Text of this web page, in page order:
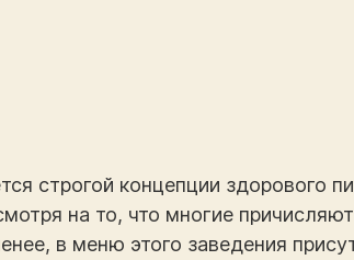
строгой концепции здорового
на то, что многие
в меню этого заведения